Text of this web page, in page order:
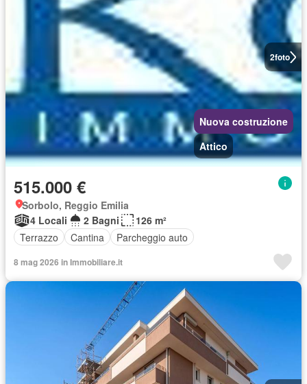
2foto
Nuova costruzione
Attico
515.000 €
Sorbolo, Reggio Emilia
4 Locali
2 Bagni
126 m²
Terrazzo
Cantina Parcheggio auto
8 mag 2026 in Immobiliare.it